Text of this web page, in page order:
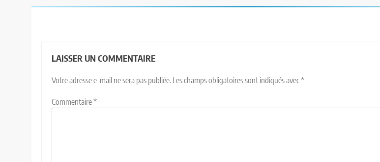
LAISSER UN COMMENTAIRE
Votre adresse e-mail ne sera pas publiée. Les champs obligatoires sont indiqués avec*
Commentaire*